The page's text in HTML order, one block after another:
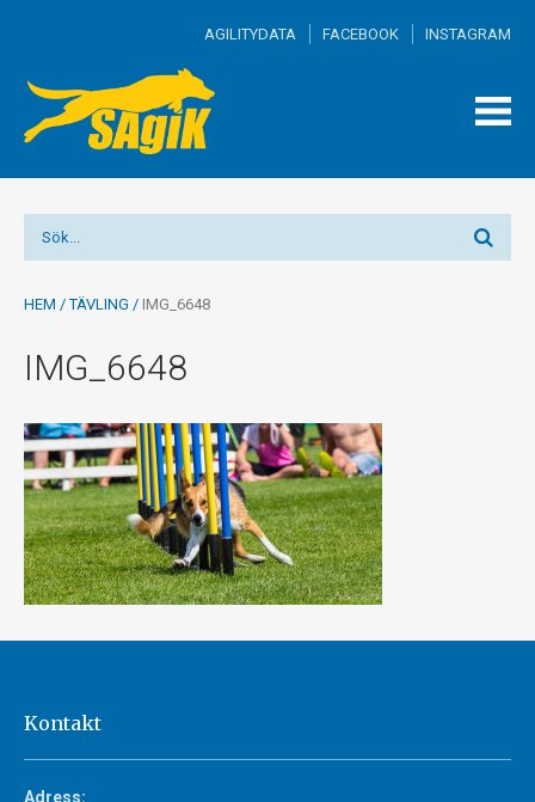
AGILITYDATA FACEBOOK INSTAGRAM
HEM /TÄVLING / IMG_6648
IMG_6648
Kontakt
Adress: